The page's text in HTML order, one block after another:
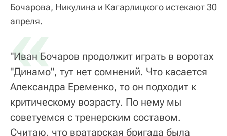
Бочарова, Никулина и Кагарлицкого истекают 30
апреля.
«
"Иван Бочаров продолжит играть в воротах
"Динамо", тут нет сомнений. Что касается
Александра Еременко, то он подходит к
критическому возрасту. По нему мы
советуемся с тренерским составом.
Считаю, что вратарская бригада была